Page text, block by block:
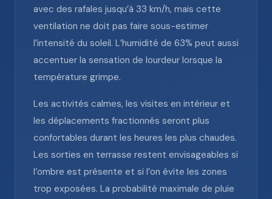
avec des rafales jusqu’à 33 km/h, mais cette
ventilation ne doit pas faire sous-estimer
l’intensité du soleil. L’humidité de 63% peut aussi
accentuer la sensation de lourdeur lorsque la
température grimpe.
Les activités calmes, les visites en intérieur et
les déplacements fractionnés seront plus
confortables durant les heures les plus chaudes.
Les sorties en terrasse restent envisageables si
l’ombre est présente et si l’on évite les zones
trop exposées. La probabilité maximale de pluie